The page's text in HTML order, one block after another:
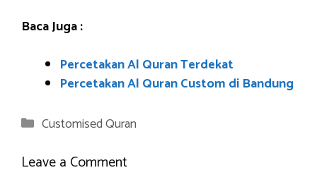
Baca Juga :
Percetakan Al Quran Terdekat
Percetakan Al Quran Custom di Bandung
Categories
Customised Quran
Leave a Comment